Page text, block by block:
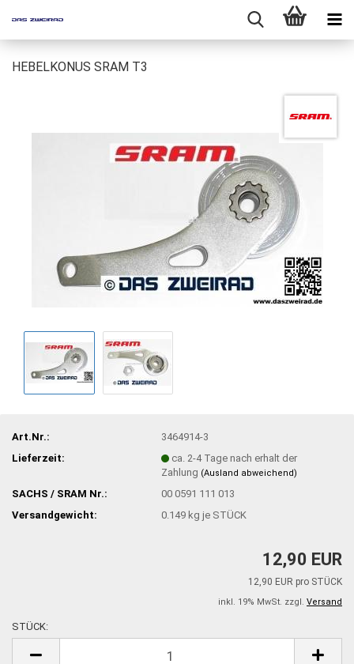
HEBELKONUS SRAM T3
Art.Nr.:
3464914-3
Lieferzeit:
ca. 2-4 Tage nach erhalt der
Zahlung (Ausland abweichend)
SACHS / SRAM Nr.:
00 0591 111 013
Versandgewicht:
0.149 kg je STÜCK
12,90 EUR
12,90 EUR pro STÜCK
inkl. 19% MwSt. zzgl. Versand
STÜCK: